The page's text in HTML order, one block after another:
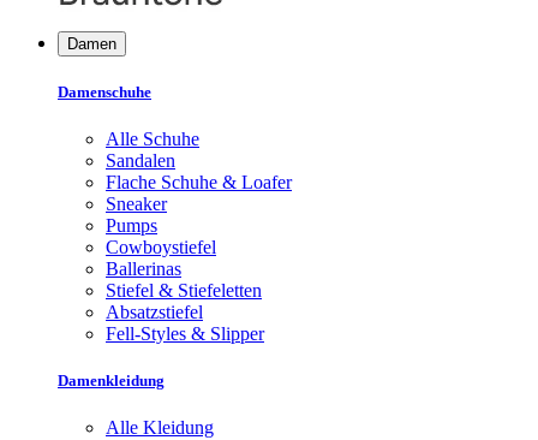
Damen
Damenschuhe
Alle Schuhe
Sandalen
Flache Schuhe & Loafer
Sneaker
Pumps
Cowboystiefel
Ballerinas
Stiefel & Stiefeletten
Absatzstiefel
Fell-Styles & Slipper
Damenkleidung
Alle Kleidung